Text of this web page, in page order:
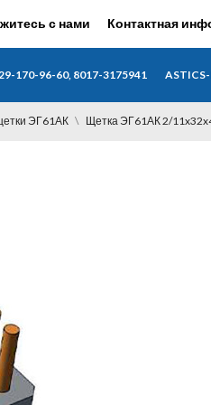
с нами Контактная
170-96-60, 8017-3175941 ASTICS-
ЭГ61АК Щетка ЭГ61АК 2/